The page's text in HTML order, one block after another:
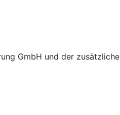
GmbH und der